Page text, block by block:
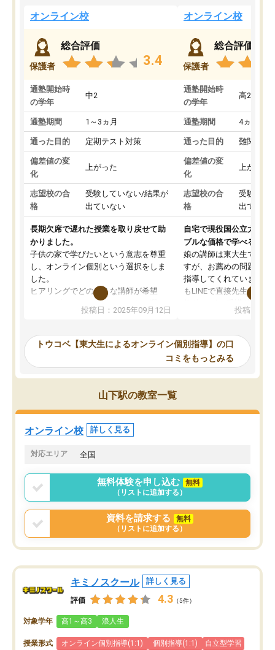
オンライン校
保護者
総合評価
3.4
通塾開始時
の学年
中2
通塾期間 1～3ヵ月
通った目的 定期テスト対策
偏差値の変
化
上がった
志望校の合
格
受験していない/結果が
出ていない
長期欠席で遅れた授業を取り戻せて助
かりました。
子供の家で学びたいという意志を尊重
し、オンライン個別という選択をしま
した。
ヒアリングでどのような講師が希望
か、オプションは付帯するかなど選ぶ
事が出来ました。
ーティングを行い、その講師で良いか
見てから講師を決定する事ができま
す。
うちの子は、初回面談の講師の方で決
オンラインツールを使用した単語帳の
共有があり宿題もそちらで出される形
でした。
言う事で講師変更の申し出があり、あ
まりに短期での変更だった為、塾に通
う事にして退会しました。遅れも取り
戻せ、授業内容や講師の方は良かった
と思います。
投稿日：2025年09月12日
オンライン校
保護者
総合評価
通塾開始時
の学年
高2
通塾期間 4ヵ月～1
通った目的 難関私立
偏差値の変
化
上がった
志望校の合
格
受験して
出ていな
自宅で現役国公立大学生
ブルな価格で学べる
娘の講師は東大生では無
すが、お薦めの問題集や
指導してくれています。
もLINEで直接先生に質問
めれるので、個人に合
いなのがあり(有料)、受
ことをどんなスケジュー
くか相談したのですが、
ち期待したものではなく
くなってきたようなので
投稿日：
トウコベ【東大生によるオンライン個別指導】の口
コミをもっとみる
山下駅の教室一覧
オンライン校 詳しく見る
対応エリア 全国
無料体験を申し込む
無料
（リストに追加する）
資料を請求する
無料
（リストに追加する）
キミノスクール 詳しく見る
評価 4.3 （5件）
対象学年 高1～高3 浪人生
授業形式 オンライン個別指導(1:1) 個別指導(1:1) 自立型学習